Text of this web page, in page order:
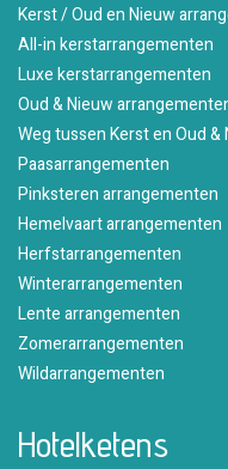
Kerst / Oud en Nieuw
All-in kerstarrangementen
Luxe kerstarrangementen
Oud & Nieuw
Weg tussen Kerst en Oud &
Paasarrangementen
Pinksteren arrangementen
Hemelvaart arrangementen
Herfstarrangementen
Winterarrangementen
Lente arrangementen
Zomerarrangementen
Wildarrangementen
Hotelketens